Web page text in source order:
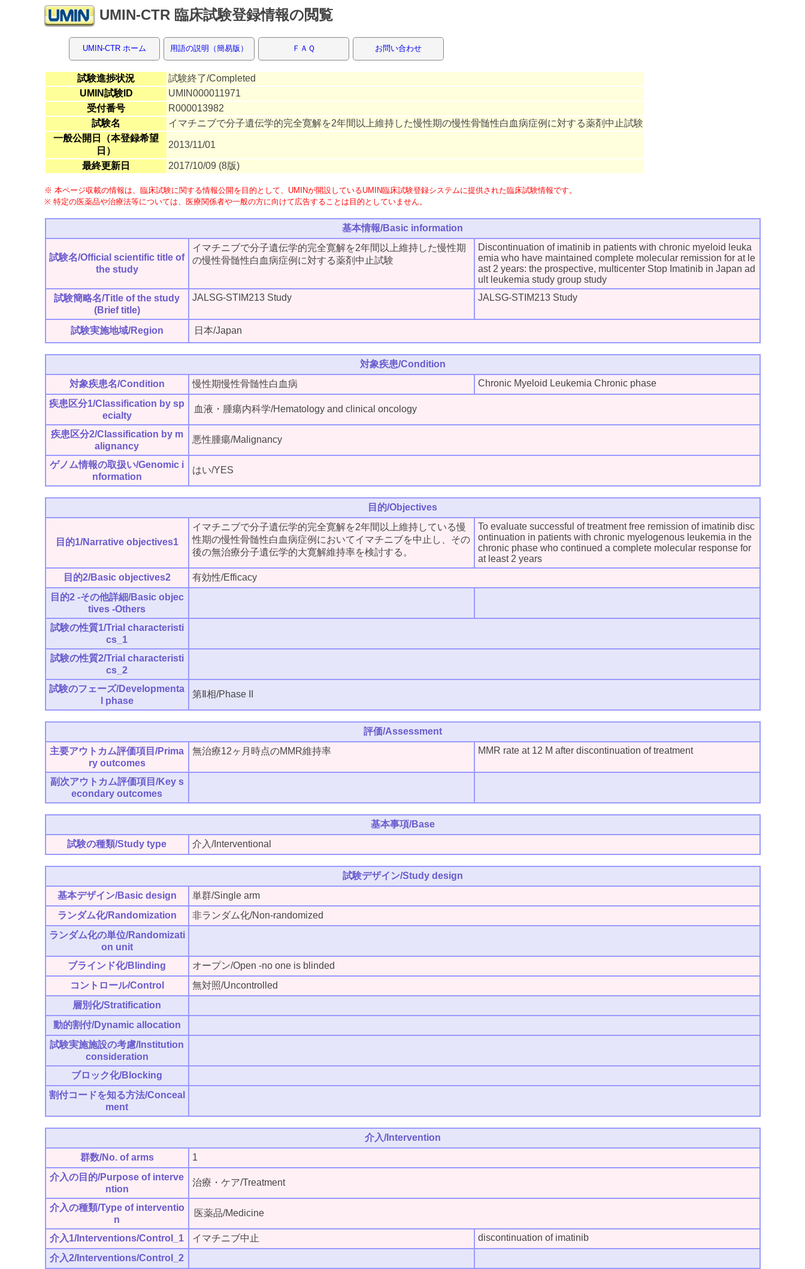
UMIN-CTR 臨床試験登録情報の閲覧
UMIN-CTR ホーム 用語の説明（簡易版） ＦＡＱ お問い合わせ
試験進捗状況
試験終了/Completed
UMIN試験ID
UMIN000011971
受付番号
R000013982
試験名
イマチニブで分子遺伝学的完全寛解を2年間以上維持した慢性期の慢性骨髄性白血病症例に対する薬剤中止試験
一般公開日（本登録希望
日）
2013/11/01
最終更新日 2017/10/09 (8版)
※ 本ページ収載の情報は、臨床試験に関する情報公開を目的として、UMINが開設しているUMIN臨床試験登録システムに提供された臨床試験情報です。
※ 特定の医薬品や治療法等については、医療関係者や一般の方に向けて広告することは目的としていません。
基本情報/Basic information
試験名/Official scientific title of
the study
イマチニブで分子遺伝学的完全寛解を2年間以上維持した慢性期
の慢性骨髄性白血病症例に対する薬剤中止試験
Discontinuation of imatinib in patients with chronic myeloid leuka
emia who have maintained complete molecular remission for at le
ast 2 years: the prospective, multicenter Stop Imatinib in Japan ad
ult leukemia study group study
試験簡略名/Title of the study
(Brief title)
JALSG-STIM213 Study JALSG-STIM213 Study
試験実施地域/Region 日本/Japan
対象疾患/Condition
対象疾患名/Condition
慢性期慢性骨髄性白血病
Chronic Myeloid Leukemia Chronic phase
疾患区分1/Classification by sp
ecialty
血液・腫瘍内科学/Hematology and clinical oncology
疾患区分2/Classification by m
alignancy
悪性腫瘍/Malignancy
ゲノム情報の取扱い/Genomic i
nformation
はい/YES
目的/Objectives
目的1/Narrative objectives1
イマチニブで分子遺伝学的完全寛解を2年間以上維持している慢
性期の慢性骨髄性白血病症例においてイマチニブを中止し、その
後の無治療分子遺伝学的大寛解維持率を検討する。
To evaluate successful of treatment free remission of imatinib disc
ontinuation in patients with chronic myelogenous leukemia in the
chronic phase who continued a complete molecular response for
at least 2 years
目的2/Basic objectives2
有効性/Efficacy
目的2 -その他詳細/Basic objec
tives -Others
試験の性質1/Trial characteristi
cs_1
試験の性質2/Trial characteristi
cs_2
試験のフェーズ/Developmenta
l phase
第Ⅱ相/Phase II
評価/Assessment
主要アウトカム評価項目/Prima
ry outcomes
無治療12ヶ月時点のMMR維持率 MMR rate at 12 M after discontinuation of treatment
副次アウトカム評価項目/Key s
econdary outcomes
基本事項/Base
試験の種類/Study type
介入/Interventional
試験デザイン/Study design
基本デザイン/Basic design
単群/Single arm
ランダム化/Randomization
非ランダム化/Non-randomized
ランダム化の単位/Randomizati
on unit
ブラインド化/Blinding
オープン/Open -no one is blinded
コントロール/Control
無対照/Uncontrolled
層別化/Stratification
動的割付/Dynamic allocation
試験実施施設の考慮/Institution
consideration
ブロック化/Blocking
割付コードを知る方法/Conceal
ment
介入/Intervention
群数/No. of arms
1
介入の目的/Purpose of interve
ntion
治療・ケア/Treatment
介入の種類/Type of interventio
n
医薬品/Medicine
介入1/Interventions/Control_1 イマチニブ中止
discontinuation of imatinib
介入2/Interventions/Control_2